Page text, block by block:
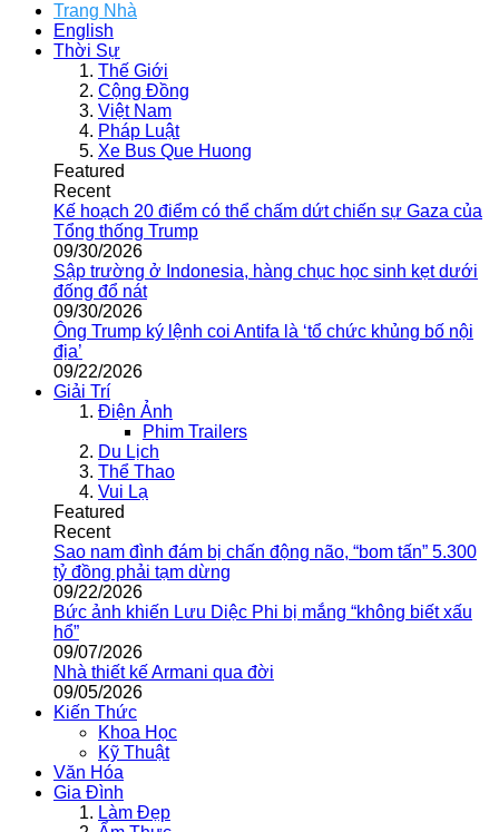
Trang Nhà
English
Thời Sự
Thế Giới
Cộng Đồng
Việt Nam
Pháp Luật
Xe Bus Que Huong
Featured
Recent
Kế hoạch 20 điểm có thể chấm dứt chiến sự Gaza của
Tổng thống Trump
09/30/2026
Sập trường ở Indonesia, hàng chục học sinh kẹt dưới
đống đổ nát
09/30/2026
Ông Trump ký lệnh coi Antifa là ‘tổ chức khủng bố nội
địa’
09/22/2026
Giải Trí
Điện Ảnh
Phim Trailers
Du Lịch
Thể Thao
Vui Lạ
Featured
Recent
Sao nam đình đám bị chấn động não, “bom tấn” 5.300
tỷ đồng phải tạm dừng
09/22/2026
Bức ảnh khiến Lưu Diệc Phi bị mắng “không biết xấu
hổ”
09/07/2026
Nhà thiết kế Armani qua đời
09/05/2026
Kiến Thức
Khoa Học
Kỹ Thuật
Văn Hóa
Gia Đình
Làm Đẹp